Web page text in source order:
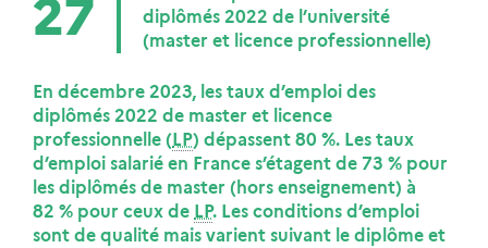
27
diplômés 2022 de l’université
(master et licence professionnelle)
En décembre 2023, les taux d’emploi des
diplômés 2022 de master et licence
professionnelle ( LP) dépassent 80 %. Les taux
d’emploi salarié en France s’étagent de 73 % pour
les diplômés de master (hors enseignement) à
82 % pour ceux de LP. Les conditions d’emploi
sont de qualité mais varient suivant le diplôme et